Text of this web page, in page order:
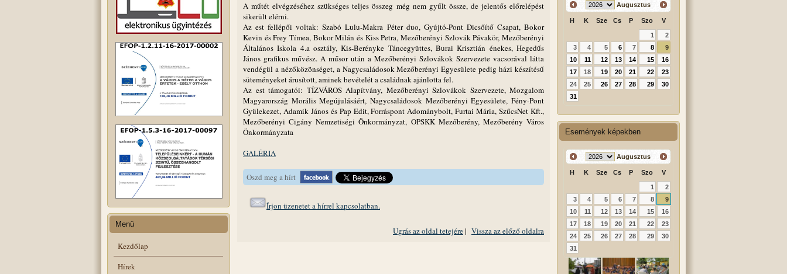
Menü
Kezdőlap
Hírek
A műtét elvégzéséhez szükséges teljes összeg még nem gyűlt össze, de jelentős előrelépést
sikerült elérni.
Az est fellépői voltak: Szabó Lulu-Makra Péter duo, Gyújtó-Pont Dicsőítő Csapat, Bokor
Kevin és Frey Tímea, Bokor Milán és Kiss Petra, Mezőberényi Szlovák Pávakör, Mezőberényi
Általános Iskola 4.a osztály, Kis-Berényke Táncegyüttes, Burai Krisztián énekes, Hegedűs
János grafikus művész. A műsor után a Mezőberényi Szlovákok Szervezete vacsorával látta
vendégül a nézőközönséget, a Nagycsaládosok Mezőberényi Egyesülete pedig házi készítésű
süteményeket árusított, aminek bevételét a családnak ajánlotta fel.
Az est támogatói: TÍZVÁROS Alapítvány, Mezőberényi Szlovákok Szervezete, Mozgalom
Magyarország Morális Megújulásáért, Nagycsaládosok Mezőberényi Egyesülete, Fény-Pont
Gyülekezet, Adamik János és Pap Edit, Forráspont Adománybolt, Furtai Mária, SzűcsNet Kft.,
Mezőberényi Cigány Nemzetiségi Önkormányzat, OPSKK Mezőberény, Mezőberény Város
Önkormányzata
GALÉRIA
Oszd meg a hírt
Írjon üzenetet a hírrel kapcsolatban.
Ugrás az oldal tetejére| Vissza az előző oldalra
Augusztus
H K Sze Cs P Szo V
1
2
3
4 5 6 7 8
9
10
11 12 13 14 15
16
17
18 19 20 21 22
23
24
25 26 27 28 29
30
31
Események képekben
Augusztus
H K Sze Cs P Szo V
1
2
3
4 5 6 7 8
9
10
11 12 13 14 15
16
17
18 19 20 21 22
23
24
25 26 27 28 29
30
31